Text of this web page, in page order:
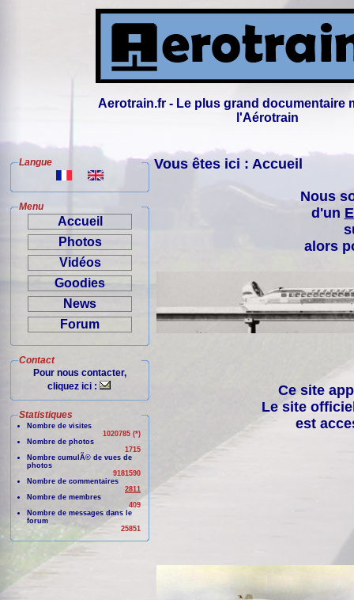
Aerotrain.fr - Le plus grand documentaire
l'Aérotrain
Langue
Menu
Accueil
Photos
Vidéos
Goodies
News
Forum
Contact
Pour nous contacter,
cliquez ici :
Statistiques
Nombre de visites
1020785 (*)
Nombre de photos
1715
Nombre cumulÃ© de vues de
photos
9181590
Nombre de commentaires
2811
Nombre de membres
409
Nombre de messages dans le
forum
25851
Vous êtes ici : Accueil
Nous
d'un
alors
Ce site
Le site
est